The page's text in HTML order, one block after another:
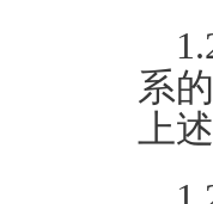
系
上